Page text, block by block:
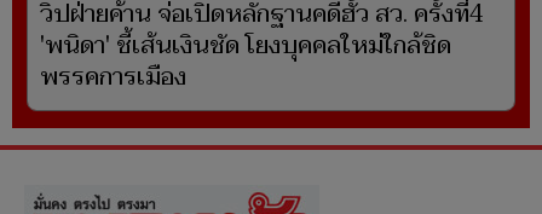
วิปฝ่ายค้าน จ่อเปิดหลักฐานคดีฮั้ว สว. ครั้งที่4
'พนิดา' ชี้เส้นเงินชัด โยงบุคคลใหม่ใกล้ชิด
พรรคการเมือง